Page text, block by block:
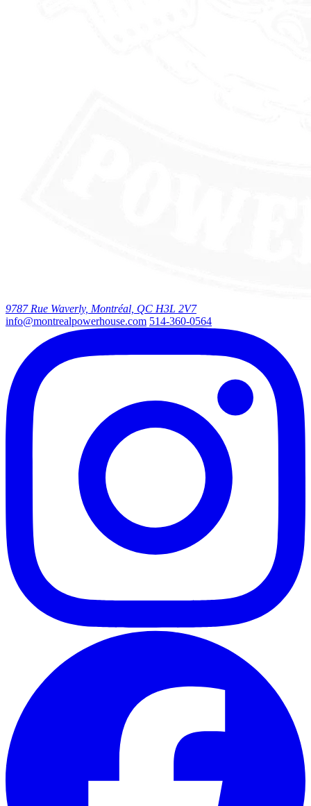
9787 Rue Waverly, Montréal, QC H3L 2V7
info@montrealpowerhouse.com 514-360-0564